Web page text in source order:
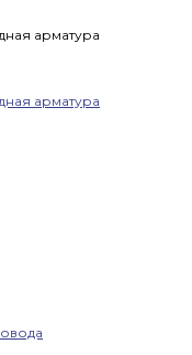
арматура
арматура